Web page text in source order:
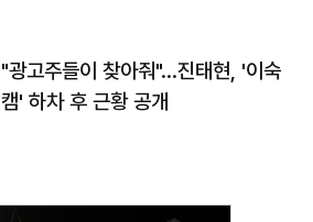
"광고주들이 찾아줘"…진태현, '이숙
캠' 하차 후 근황 공개